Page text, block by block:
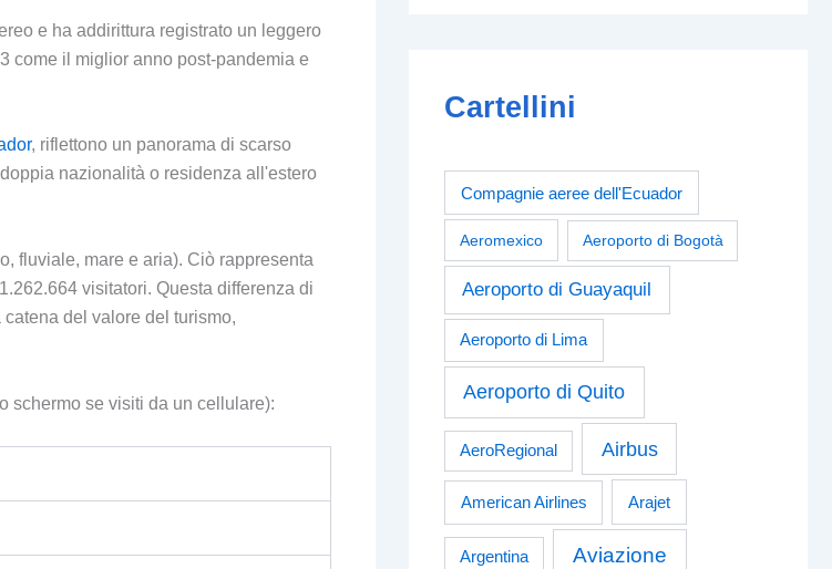
e ha addirittura registrato un leggero
come il miglior anno post-pandemia e
, riflettono un panorama di scarso
nazionalità o residenza all'estero
fluviale, mare e aria). Ciò rappresenta
visitatori. Questa differenza di
del valore del turismo,
schermo se visiti da un cellulare):
Cartellini
Compagnie aeree dell'Ecuador
Aeromexico Aeroporto di Bogotà
Aeroporto di Guayaquil
Aeroporto di Lima
Aeroporto di Quito
AeroRegional Airbus
American Airlines Arajet
Argentina Aviazione